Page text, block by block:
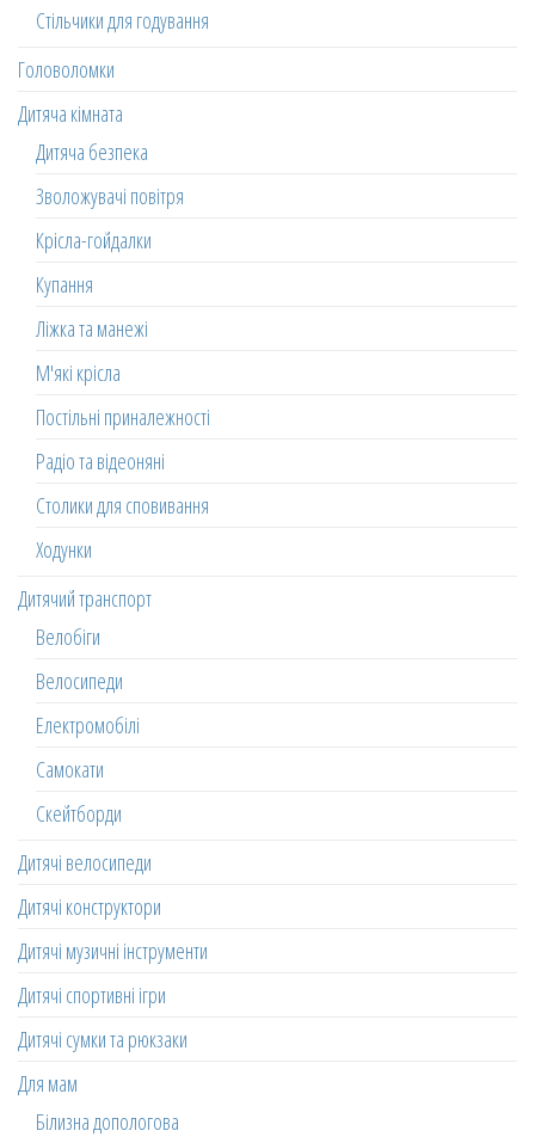
Стільчики для годування
Головоломки
Дитяча кімната
Дитяча безпека
Зволожувачі повітря
Крісла-гойдалки
Купання
Ліжка та манежі
М'які крісла
Постільні приналежності
Радіо та відеоняні
Столики для сповивання
Ходунки
Дитячий транспорт
Велобіги
Велосипеди
Електромобілі
Самокати
Скейтборди
Дитячі велосипеди
Дитячі конструктори
Дитячі музичні інструменти
Дитячі спортивні ігри
Дитячі сумки та рюкзаки
Для мам
Білизна допологова